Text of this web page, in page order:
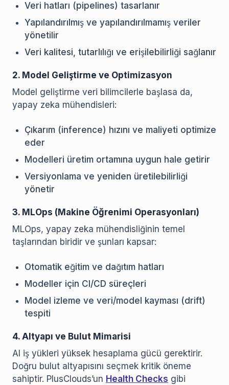
Veri hatları (pipelines) tasarlanır
Yapılandırılmış ve yapılandırılmamış veriler
yönetilir
Veri kalitesi, tutarlılığı ve erişilebilirliği sağlanır
2. Model Geliştirme ve Optimizasyon
Model geliştirme veri bilimcilerle başlasa da,
yapay zeka mühendisleri:
Çıkarım (inference) hızını ve maliyeti optimize
eder
Modelleri üretim ortamına uygun hale getirir
Versiyonlama ve yeniden üretilebilirliği
yönetir
3. MLOps (Makine Öğrenimi Operasyonları)
MLOps, yapay zeka mühendisliğinin temel
taşlarından biridir ve şunları kapsar:
Otomatik eğitim ve dağıtım hatları
Modeller için CI/CD süreçleri
Model izleme ve veri/model kayması (drift)
tespiti
4. Altyapı ve Bulut Mimarisi
AI iş yükleri yüksek hesaplama gücü gerektirir.
Doğru bulut altyapısını seçmek kritik öneme
sahiptir. PlusClouds’un Health Checks gibi